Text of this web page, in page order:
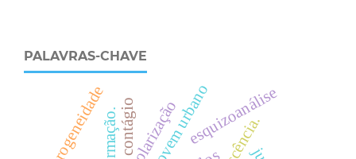
PALAVRAS-CHAVE
projovem urbano
escolarização
heterogeneidade esquizoanálise
formação.contágio